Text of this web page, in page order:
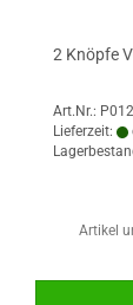
2 Knöpfe
Art.Nr.:
Lieferzeit:
Artikel